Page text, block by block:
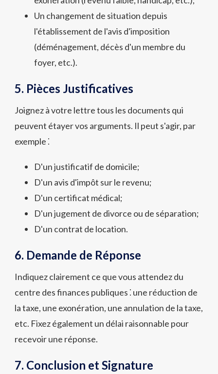
Un changement de situation depuis
l'établissement de l'avis d'imposition
(déménagement, décès d'un membre du
foyer, etc.).
5. Pièces Justificatives
Joignez à votre lettre tous les documents qui
peuvent étayer vos arguments. Il peut s'agir, par
exemple ⁚
D'un justificatif de domicile;
D'un avis d'impôt sur le revenu;
D'un certificat médical;
D'un jugement de divorce ou de séparation;
D'un contrat de location.
6. Demande de Réponse
Indiquez clairement ce que vous attendez du
centre des finances publiques ⁚ une réduction de
la taxe, une exonération, une annulation de la taxe,
etc. Fixez également un délai raisonnable pour
recevoir une réponse.
7. Conclusion et Signature